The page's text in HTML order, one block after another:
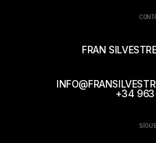
FRAN
+34 963